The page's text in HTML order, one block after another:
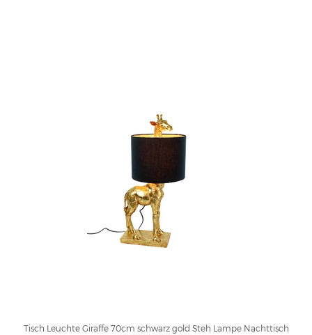
Tisch Leuchte Giraffe 70cm schwarz gold Steh Lampe Nachttisch